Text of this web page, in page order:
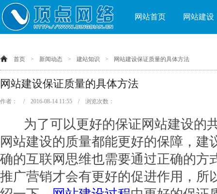
网站首页 网站建设
首页 > 新闻动态 > 建站知识 > 网站建设保证质量的具体方法
网站建设保证质量的具体方法
作者： / 2016-08-14 11:55 / 浏览次数：
为了可以更好的保证网站建设的
网站建设的质量都能更好的保障，建
确的互联网思维也需要通过正确的方
推广营销才会有更好的促进作用，所